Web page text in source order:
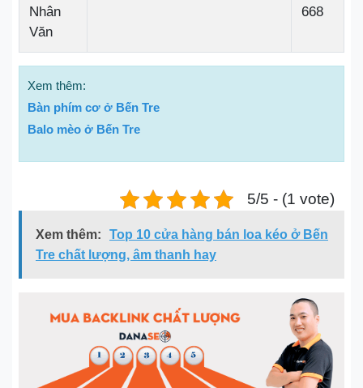
Nhân
Văn
668
Xem thêm:
Bàn phím cơ ở Bến Tre
Balo mèo ở Bến Tre
5/5 - (1 vote)
Xem thêm:
Top 10 cửa hàng bán loa kéo ở Bến
Tre chất lượng, âm thanh hay